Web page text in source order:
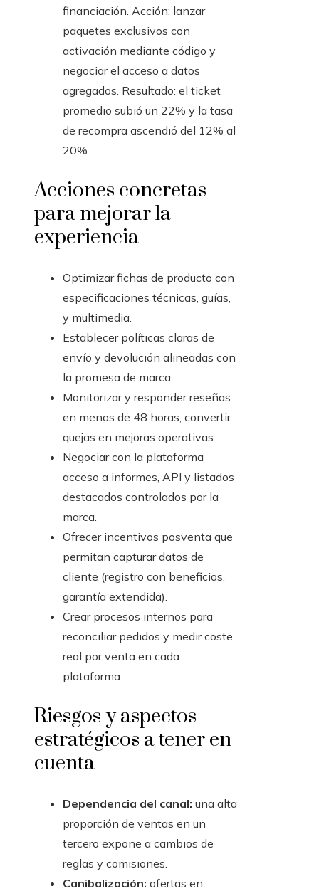
financiación. Acción: lanzar
paquetes exclusivos con
activación mediante código y
negociar el acceso a datos
agregados. Resultado: el ticket
promedio subió un 22% y la tasa
de recompra ascendió del 12% al
20%.
Acciones concretas
para mejorar la
experiencia
Optimizar fichas de producto con
especificaciones técnicas, guías,
y multimedia.
Establecer políticas claras de
envío y devolución alineadas con
la promesa de marca.
Monitorizar y responder reseñas
en menos de 48 horas; convertir
quejas en mejoras operativas.
Negociar con la plataforma
acceso a informes, API y listados
destacados controlados por la
marca.
Ofrecer incentivos posventa que
permitan capturar datos de
cliente (registro con beneficios,
garantía extendida).
Crear procesos internos para
reconciliar pedidos y medir coste
real por venta en cada
plataforma.
Riesgos y aspectos
estratégicos a tener en
cuenta
Dependencia del canal: una alta
proporción de ventas en un
tercero expone a cambios de
reglas y comisiones.
Canibalización: ofertas en